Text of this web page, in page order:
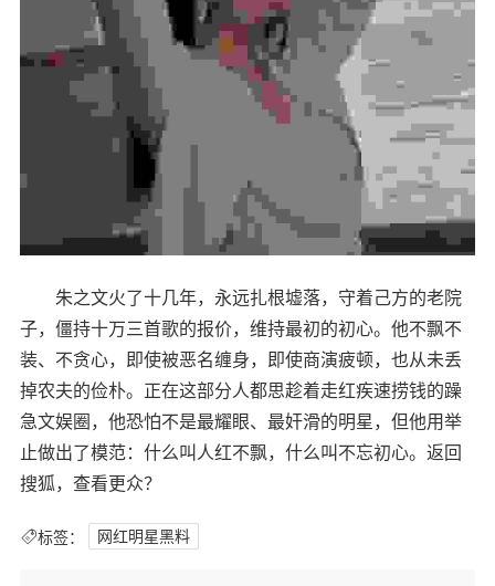
朱之文火了十几年，永远扎根墟落，守着己方的老院
子，僵持十万三首歌的报价，维持最初的初心。他不飘不
装、不贪心，即使被恶名缠身，即使商演疲顿，也从未丢
掉农夫的俭朴。正在这部分人都思趁着走红疾速捞钱的躁
急文娱圈，他恐怕不是最耀眼、最奸滑的明星，但他用举
止做出了模范：什么叫人红不飘，什么叫不忘初心。返回
搜狐，查看更众？
标签： 网红明星黑料